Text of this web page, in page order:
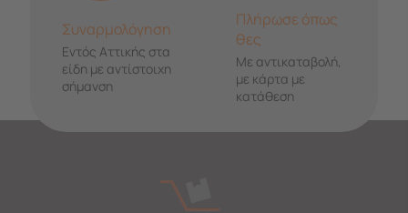
Συναρμολόγηση
Εντός Αττικής στα
είδη με αντίστοιχη
σήμανση
Πλήρωσε όπως
θες
Με αντικαταβολή,
με κάρτα με
κατάθεση